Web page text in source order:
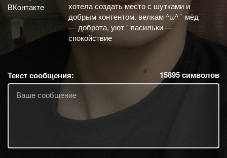
хотела создать место с шутками и
добрым контентом. велкам ^ω^ ` мёд
— доброта, уют ` васильки —
спокойствие
Текст сообщения: 15895символов